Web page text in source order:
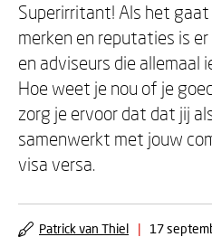
Superirritant! Als het
merken en reputaties is
en adviseurs die allemaal
Hoe weet je nou of je
zorg je ervoor dat dat jij
samenwerkt met jouw
visa versa.
Patrick van Thiel | 17